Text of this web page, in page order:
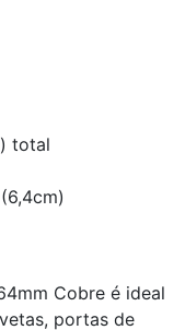
total
Cobre é ideal
portas de